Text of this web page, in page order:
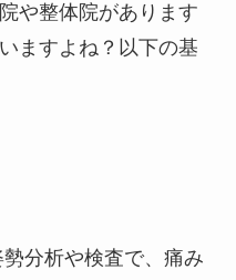
や整体院があります
ますよね？以下の基
分析や検査で、痛み